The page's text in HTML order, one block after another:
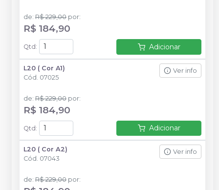
de: R$ 229,00 por:
R$ 184,90
Qtd : Adicionar
L20 ( Cor A1)
Cód. 07025
Ver info
de: R$ 229,00 por:
R$ 184,90
Qtd: Adicionar
L20 ( Cor A2)
Cód. 07043
Ver info
de: R$ 229,00 por: